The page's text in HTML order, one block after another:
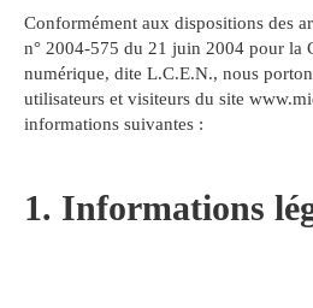
Conformément aux dispositions des
n° 2004-575 du 21 juin 2004 pour la
numérique, dite L.C.E.N., nous
utilisateurs et visiteurs du site
informations suivantes :
1. Informations